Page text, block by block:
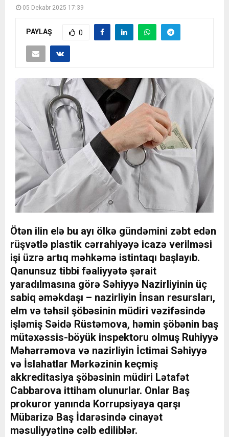
05 Dekabr 2025 17:39
PAYLAŞ 0
Ötən ilin elə bu ayı ölkə gündəmini zəbt edən
rüşvətlə plastik cərrahiyəyə icazə verilməsi
işi üzrə artıq məhkəmə istintaqı başlayıb.
Qanunsuz tibbi fəaliyyətə şərait
yaradılmasına görə Səhiyyə Nazirliyinin üç
sabiq əməkdaşı – nazirliyin İnsan resursları,
elm və təhsil şöbəsinin müdiri vəzifəsində
işləmiş Səidə Rüstəmova, həmin şöbənin baş
mütəxəssis-böyük inspektoru olmuş Ruhiyyə
Məhərrəmova və nazirliyin İctimai Səhiyyə
və İslahatlar Mərkəzinin keçmiş
akkreditasiya şöbəsinin müdiri Lətafət
Cabbarova ittiham olunurlar. Onlar Baş
prokuror yanında Korrupsiyaya qarşı
Mübarizə Baş İdarəsində cinayət
məsuliyyətinə cəlb ediliblər.